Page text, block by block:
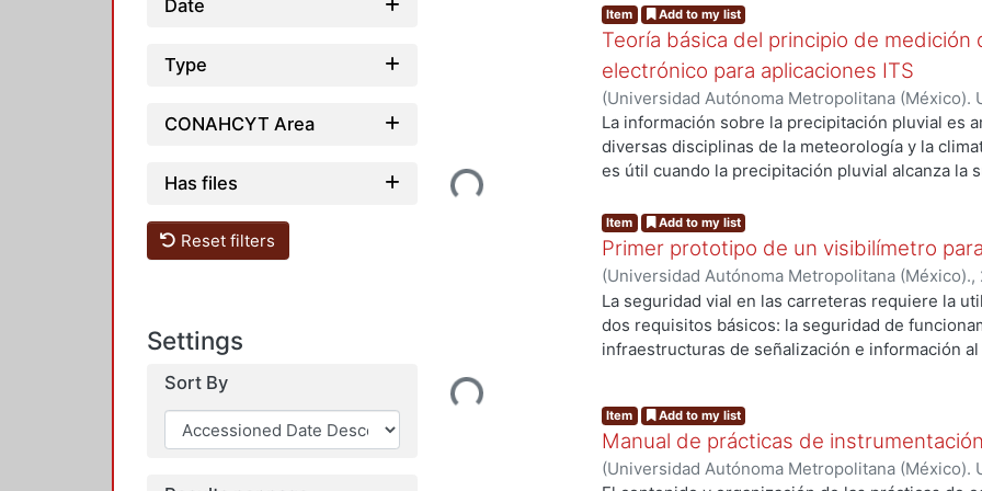
Date
Type
CONAHCYT Area
Has files
Reset filters
Settings
Sort By
Loading...
Item Add to my list
Teoría básica del principio de
electrónico para aplicaciones ITS
(Universidad Autónoma Metropolitana (México).
Barrales Guadarrama, Raymundo;Rodríguez
Guadarrama, Víctor Rogelio;Mocholí Salcedo,
Humberto
La información sobre la precipitación pluvial es
diversas disciplinas de la meteorología y la
es útil cuando la precipitación pluvial alcanza la
de precipitación pluvial (IPP) es de interés para
Transporte-ITS, en particular para, la
urbana. Es evidente que las altas intensidades
afectan el transporte y el comercio. Los
otras infraestructuras pueden bloquearse en
escorrentía insuficiente. Pronósticos oportunos,
estos riesgos. También, registros confiables de
vialidades y la selección de rutas de tráfico
prevención de atascos debidos a la
pavimento mojado, accidentes viales imputables
sistemas de señalización durante un evento de
Loading...
Item Add to my list
Primer prototipo de un visibilímetro
(Universidad Autónoma Metropolitana (México).,
Raymundo;Rodríguez Rodríguez, Melitón
Rogelio;Mocholí Salcedo, Antonio;Arroyo
La seguridad vial en las carreteras requiere la
dos requisitos básicos: la seguridad de
infraestructuras de señalización e información
fundamentales para lograr un sistema de
condiciones climatológicas es un factor básico
Condiciones de clima adversas (lluvia, viento,
Item Add to my list
Manual de prácticas de
(Universidad Autónoma Metropolitana (México).